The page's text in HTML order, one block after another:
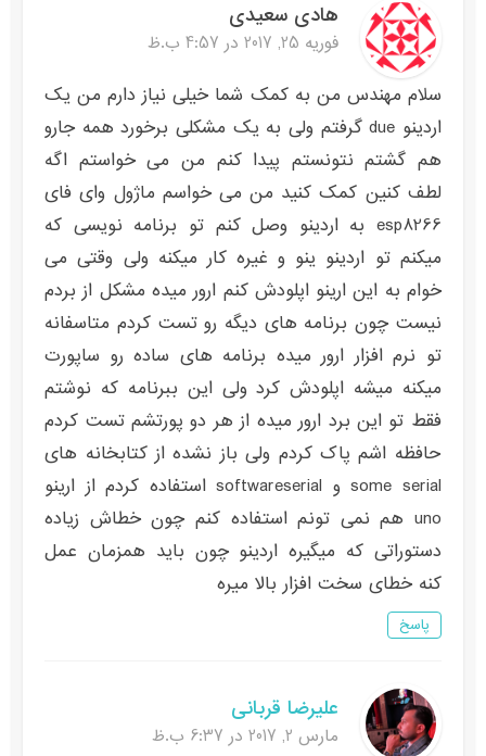
هادی سعیدی
فوریه 25, 2017 در 4:57 ب.ظ
سلام مهندس من به کمک شما خیلی نیاز دارم من یک
اردینو due گرفتم ولی به یک مشکلی برخورد همه جارو
هم گشتم نتونستم پیدا کنم من می خواستم اگه
لطف کنین کمک کنید من می خواسم ماژول وای فای
esp8266 به اردینو وصل کنم تو برنامه نویسی که
میکنم تو اردینو ینو و غیره کار میکنه ولی وقتی می
خوام به این ارینو اپلودش کنم ارور میده مشکل از بردم
نیست چون برنامه های دیگه رو تست کردم متاسفانه
تو نرم افزار ارور میده برنامه های ساده رو ساپورت
میکنه میشه اپلودش کرد ولی این ببرنامه که نوشتم
فقط تو این برد ارور میده از هر دو پورتشم تست کردم
حافظه اشم پاک کردم ولی باز نشده از کتابخانه های
some serial و softwareserial استفاده کردم از ارینو
uno هم نمی تونم استفاده کنم چون خطاش زیاده
دستوراتی که میگیره اردینو چون باید همزمان عمل
کنه خطای سخت افزار بالا میره
پاسخ
علیرضا قربانی
مارس 2, 2017 در 6:37 ب.ظ